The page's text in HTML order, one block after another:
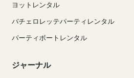
ヨットレンタル
バチェロレッテパーティレンタル
パーティボートレンタル
ジャーナル